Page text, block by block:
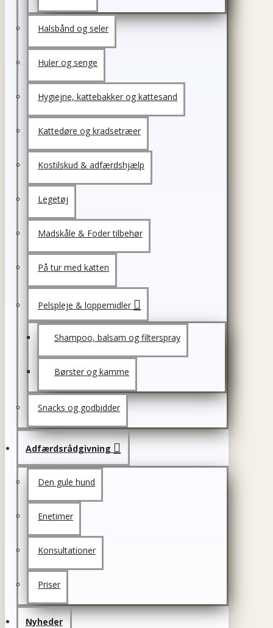
Halsbånd og seler
Huler og senge
Hygiejne, kattebakker og kattesand
Kattedøre og kradsetræer
Kostilskud & adfærdshjælp
Legetøj
Madskåle & Foder tilbehør
På tur med katten
Pelspleje & loppemidler
Shampoo, balsam og filterspray
Børster og kamme
Snacks og godbidder
Adfærdsrådgivning
Den gule hund
Enetimer
Konsultationer
Priser
Nyheder